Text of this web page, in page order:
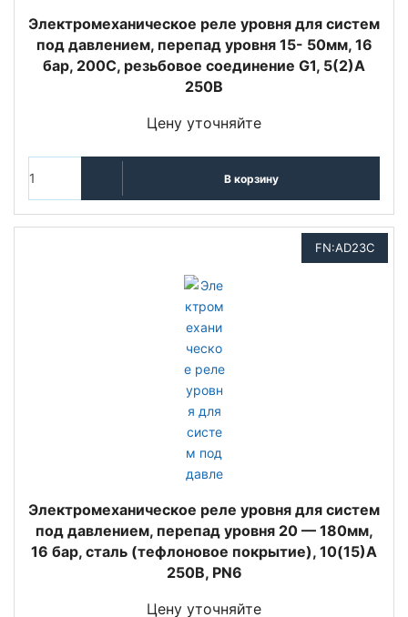
Электромеханическое реле уровня для систем
под давлением, перепад уровня 15- 50мм, 16
бар, 200C, резьбовое соединение G1, 5(2)A
250В
Цену уточняйте
В корзину
FN:AD23C
Электромеханическое реле уровня для систем
под давлением, перепад уровня 20 — 180мм,
16 бар, сталь (тефлоновое покрытие), 10(15)A
250В, PN6
Цену уточняйте